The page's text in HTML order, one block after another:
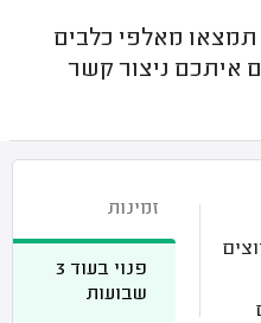
תמצאו מאלפי כלבים
איתכם ניצור קשר
זמינות
פנוי בעוד 3
שבועות